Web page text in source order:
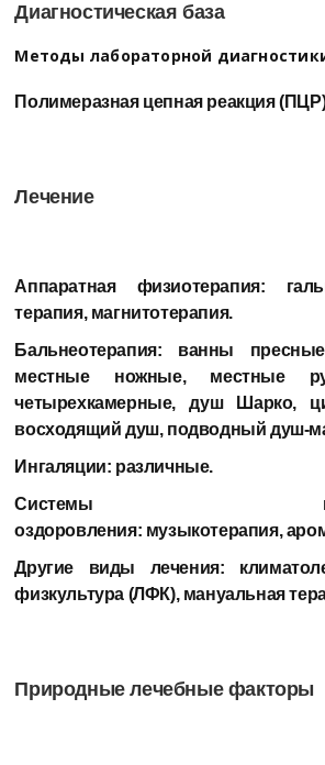
Диагностическая база
Методы лабораторной
Полимеразная цепная реакция
Лечение
Аппаратная физиотерапия:
терапия, магнитотерапия.
Бальнеотерапия: ванны
местные ножные, местные
четырехкамерные, душ Шарко,
восходящий душ, подводный душ-
Ингаляции: различные.
Системы
оздоровления: музыкотерапия,
Другие виды лечения:
физкультура (ЛФК), мануальная
Природные лечебные факторы